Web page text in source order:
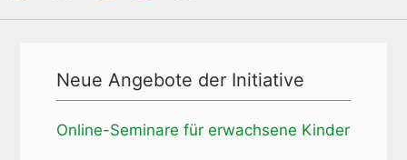
Neue Angebote der Initiative
Online-Seminare für erwachsene Kinder